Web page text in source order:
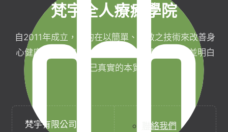
梵宇全人療癒學院
自2011年成立，目的在以簡單、有效之技術來改善身
心健康，協助完成生命目標與實現靈性生活，並明白
自己真實的本質。
梵宇有限公司
聯絡我們